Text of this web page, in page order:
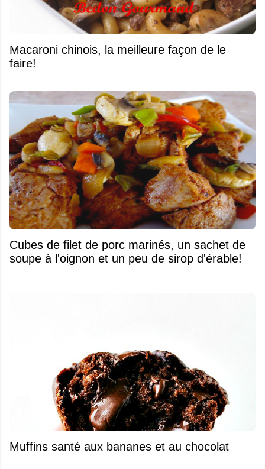
Macaroni chinois, la meilleure façon de le
faire!
Cubes de filet de porc marinés, un sachet de
soupe à l'oignon et un peu de sirop d'érable!
Muffins santé aux bananes et au chocolat